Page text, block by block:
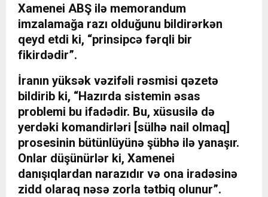
Xamenei ABŞ ilə memorandum
imzalamağa razı olduğunu bildirərkən
qeyd etdi ki, “prinsipcə fərqli bir
fikirdədir”.
İranın yüksək vəzifəli rəsmisi qəzetə
bildirib ki, “Hazırda sistemin əsas
problemi bu ifadədir. Bu, xüsusilə də
yerdəki komandirləri [sülhə nail olmaq]
prosesinin bütünlüyünə şübhə ilə yanaşır.
Onlar düşünürlər ki, Xamenei
danışıqlardan narazıdır və ona iradəsinə
zidd olaraq nəsə zorla tətbiq olunur”.